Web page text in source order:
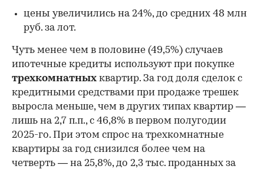
цены увеличились на 24%, до средних 48 млн
руб. за лот.
Чуть менее чем в половине (49,5%) случаев
ипотечные кредиты используют при покупке
трехкомнатных квартир. За год доля сделок с
кредитными средствами при продаже трешек
выросла меньше, чем в других типах квартир —
лишь на 2,7 п.п., с 46,8% в первом полугодии
2025-го. При этом спрос на трехкомнатные
квартиры за год снизился более чем на
четверть — на 25,8%, до 2,3 тыс. проданных за